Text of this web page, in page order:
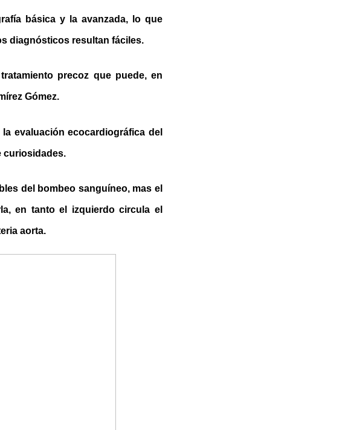
básica y la avanzada, lo que
diagnósticos resultan fáciles.
precoz que puede, en
Gómez.
evaluación ecocardiográfica del
curiosidades.
del bombeo sanguíneo, mas el
en tanto el izquierdo circula el
aorta.